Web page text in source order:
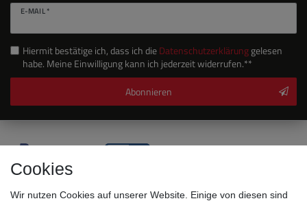
E-MAIL *
Hiermit bestätige ich, dass ich dieDaten­schutz­erklärunggelesen
habe. Meine Einwilligung kann ich jederzeit widerrufen.**
Abonnieren
Cookies
Wir nutzen Cookies auf unserer Website. Einige von diesen sind